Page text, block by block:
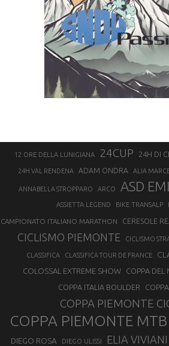
12 ORE DELLA LUNIGIANA 24CUP 24H DI
24H VAL RENDENA ADAM ONDRA ALIA
ANNABELLA STROPPARO ARCO ASD
ASSIETTA LEGEND BIKE TRANSALP
CAMPIONATO ITALIANO MARATHON CERESOLE
CICLISMO PIEMONTE CICLISMO
CLASSIFICA CLASSIFICA TOUR DE FRANCE
COLOSSAL EXTREME SHOW
COPPA DEL
COPPA ITALIA BOULDER
COPPA PIEMONTE
COPPA PIEMONTE MTB
DIEGO ROSA DIEGO ULISSI ELIA VIVIANI